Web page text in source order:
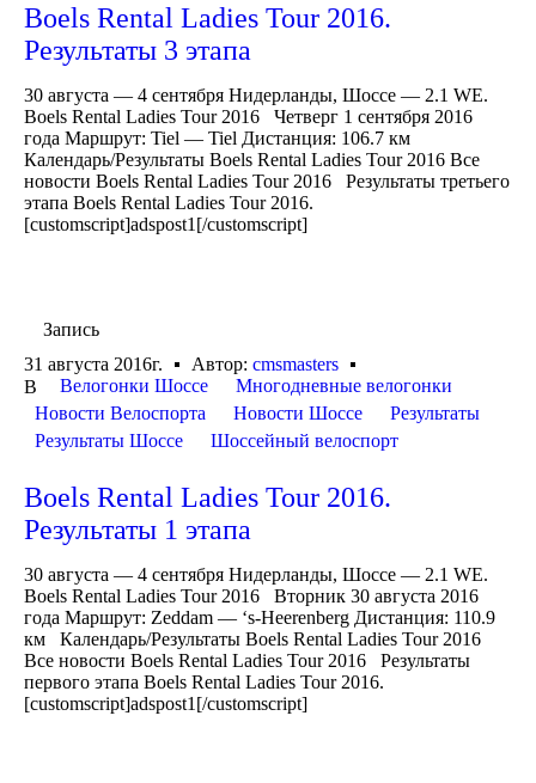
Boels Rental Ladies Tour 2016.
Результаты 3 этапа
30 августа — 4 сентября Нидерланды, Шоссе — 2.1 WE.
Boels Rental Ladies Tour 2016 Четверг 1 сентября 2016
года Маршрут: Tiel — Tiel Дистанция: 106.7 км
Календарь/Результаты Boels Rental Ladies Tour 2016 Все
новости Boels Rental Ladies Tour 2016 Результаты третьего
этапа Boels Rental Ladies Tour 2016.
[customscript]adspost1[/customscript]
Запись
31 августа 2016г.
Автор: cmsmasters
В
Велогонки Шоссе
Многодневные велогонки
Новости Велоспорта
Новости Шоссе
Результаты
Результаты Шоссе
Шоссейный велоспорт
Boels Rental Ladies Tour 2016.
Результаты 1 этапа
30 августа — 4 сентября Нидерланды, Шоссе — 2.1 WE.
Boels Rental Ladies Tour 2016 Вторник 30 августа 2016
года Маршрут: Zeddam — ‘s-Heerenberg Дистанция: 110.9
км Календарь/Результаты Boels Rental Ladies Tour 2016
Все новости Boels Rental Ladies Tour 2016 Результаты
первого этапа Boels Rental Ladies Tour 2016.
[customscript]adspost1[/customscript]